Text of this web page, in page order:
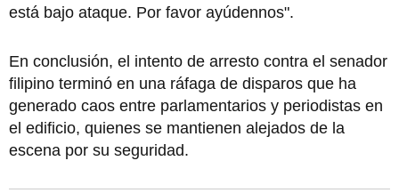
está bajo ataque. Por favor ayúdennos".
En conclusión, el intento de arresto contra el senador
filipino terminó en una ráfaga de disparos que ha
generado caos entre parlamentarios y periodistas en
el edificio, quienes se mantienen alejados de la
escena por su seguridad.